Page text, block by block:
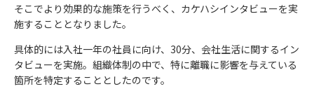
そこでより効果的な施策を行うべく、カケハシインタビューを実
施することとなりました。
具体的には入社一年の社員に向け、30分、会社生活に関するイン
タビューを実施。組織体制の中で、特に離職に影響を与えている
箇所を特定することとしたのです。